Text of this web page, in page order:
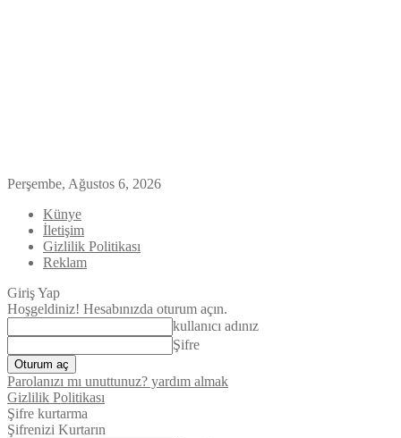
Perşembe, Ağustos 6, 2026
Künye
İletişim
Gizlilik Politikası
Reklam
Giriş Yap
Hoşgeldiniz! Hesabınızda oturum açın.
kullanıcı adınız
Şifre
Parolanızı mı unuttunuz? yardım almak
Gizlilik Politikası
Şifre kurtarma
Şifrenizi Kurtarın